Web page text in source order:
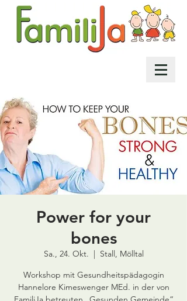
Power for your
bones
Sa., 24. Okt.
  |
Stall, Mölltal
Workshop mit Gesundheitspädagogin
Hannelore Kimeswenger MEd. in der von